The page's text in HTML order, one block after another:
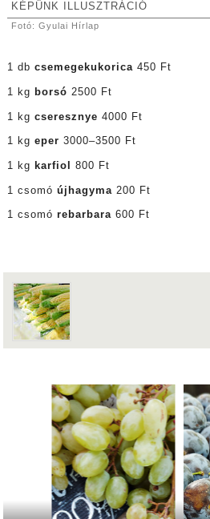
KÉPÜNK ILLUSZTRÁCIÓ
Fotó: Gyulai Hírlap
1 db csemegekukorica 450 Ft
1 kg borsó 2500 Ft
1 kg cseresznye 4000 Ft
1 kg eper 3000–3500 Ft
1 kg karfiol 800 Ft
1 csomó újhagyma 200 Ft
1 csomó rebarbara 600 Ft